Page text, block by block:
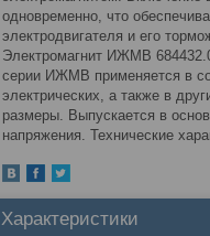
одновременно, что
электродвигателя и его
Электромагнит ИЖМВ
серии ИЖМВ применяется в
электрических, а также в
размеры. Выпускается в
напряжения. Технические
Характеристики